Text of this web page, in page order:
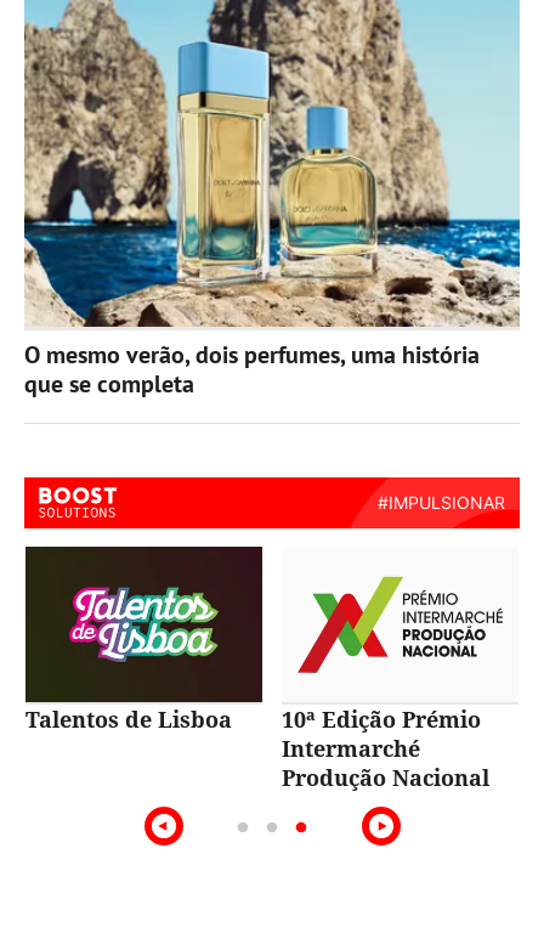
O mesmo verão, dois perfumes, uma história
que se completa
Talentos de Lisboa
10ª Edição Prémio
Intermarché
Produção Nacional